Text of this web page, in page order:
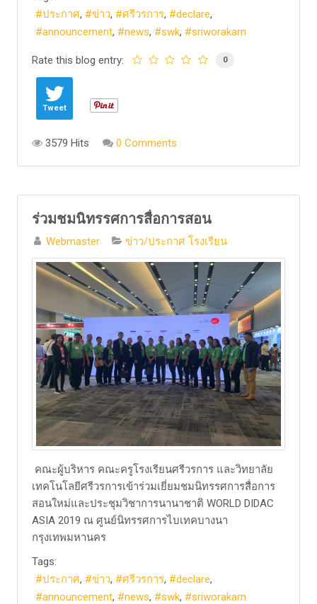
ประกาศ
ข่าว ศรีวรการ
declare
announcement
news swk sriworakarn
Rate this blog entry: 0
Tweet
3579 Hits 0 Comments
ร่วมชมนิทรรศการสื่อการสอน
Webmaster ข่าว/ประกาศ โรงเรียน
คณะผู้บริหาร คณะครูโรงเรียนศรีวรการ และวิทยาลัย
เทคโนโลยีศรีวรการเข้าร่วมเยี่ยมชมนิทรรศการสื่อการ
สอนใหม่และประชุมวิชาการนานาชาติ WORLD DIDAC
ASIA 2019 ณ ศูนย์นิทรรศการไบเทคบางนา
กรุงเทพมหานคร
Tags:
ประกาศ
ข่าว ศรีวรการ
declare
announcement
news swk sriworakarn